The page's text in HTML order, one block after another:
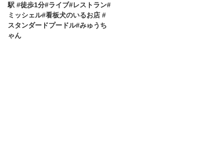
駅 #徒歩1分#ライブ#レストラン#
ミッシェル#看板犬のいるお店 #
スタンダードプードル#みゅうち
ゃん